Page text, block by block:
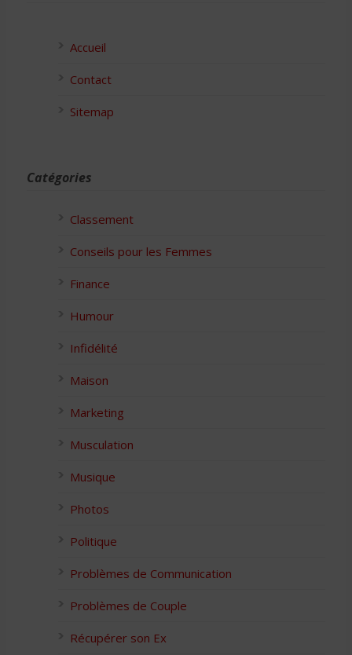
Accueil
Contact
Sitemap
Catégories
Classement
Conseils pour les Femmes
Finance
Humour
Infidélité
Maison
Marketing
Musculation
Musique
Photos
Politique
Problèmes de Communication
Problèmes de Couple
Récupérer son Ex